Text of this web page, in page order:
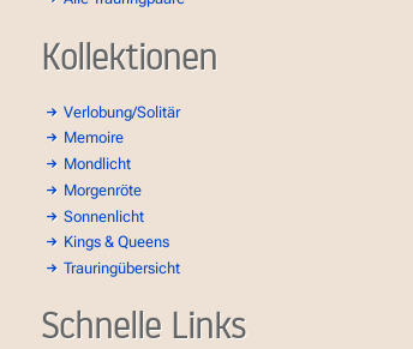
Kollektionen
Verlobung/Solitär
Memoire
Mondlicht
Morgenröte
Sonnenlicht
Kings & Queens
Trauringübersicht
Schnelle Links